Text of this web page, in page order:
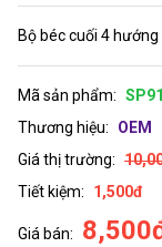
Bộ béc cuối 4
Mã sản phẩm:
Thương hiệu:
OEM
Giá thị trường:
Tiết kiệm:
1,500đ
Giá bán: